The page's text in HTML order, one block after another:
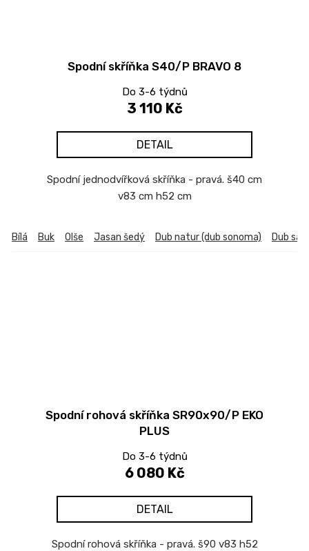
Spodní skříňka S40/P BRAVO 8
Do 3-6 týdnů
3 110 Kč
DETAIL
Spodní jednodvířková skříňka - pravá. š40 cm
v83 cm h52 cm
Bílá Buk Olše Jasan šedý Dub natur (dub sonoma) Dub
Spodní rohová skříňka SR90x90/P EKO
PLUS
Do 3-6 týdnů
6 080 Kč
DETAIL
Spodní rohová skříňka - pravá. š90 v83 h52